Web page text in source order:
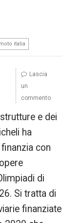
italia
e dei
ha
con
di
Si tratta di
finanziate
Lascia
un
commento